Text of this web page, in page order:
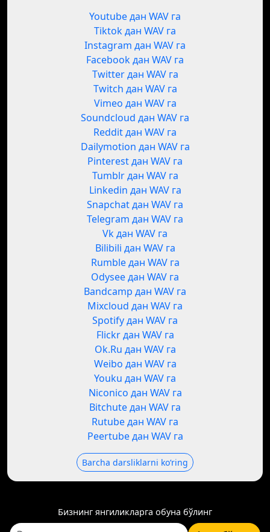
Youtube дан WAV га
Tiktok дан WAV га
Instagram дан WAV га
Facebook дан WAV га
Twitter дан WAV га
Twitch дан WAV га
Vimeo дан WAV га
Soundcloud дан WAV га
Reddit дан WAV га
Dailymotion дан WAV га
Pinterest дан WAV га
Tumblr дан WAV га
Linkedin дан WAV га
Snapchat дан WAV га
Telegram дан WAV га
Vk дан WAV га
Bilibili дан WAV га
Rumble дан WAV га
Odysee дан WAV га
Bandcamp дан WAV га
Mixcloud дан WAV га
Spotify дан WAV га
Flickr дан WAV га
Ok.Ru дан WAV га
Weibo дан WAV га
Youku дан WAV га
Niconico дан WAV га
Bitchute дан WAV га
Rutube дан WAV га
Peertube дан WAV га
Barcha darsliklarni koʻring
Бизнинг янгиликларга обуна бўлинг